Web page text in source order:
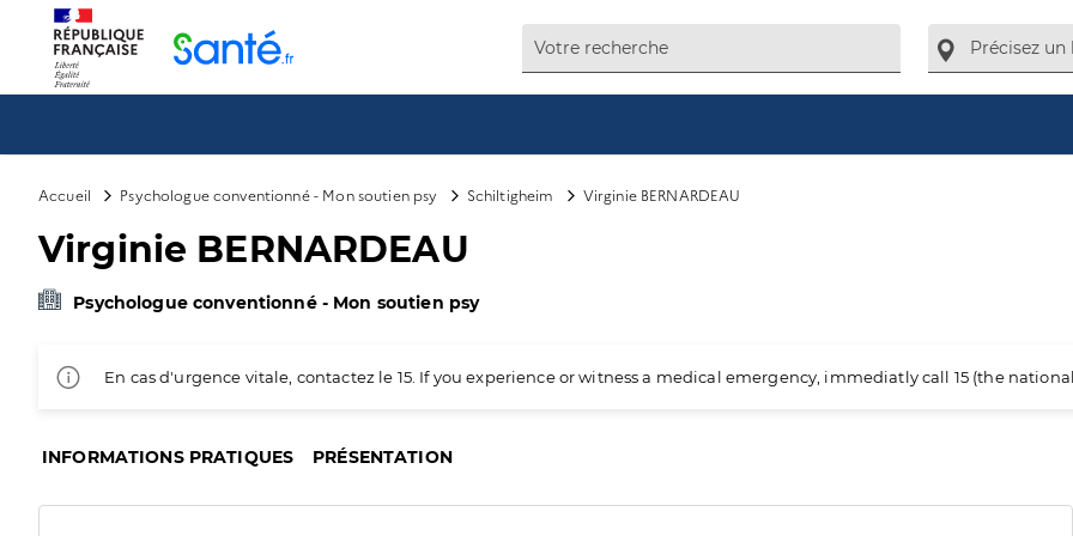
Accueil Psychologue conventionné - Mon soutien psy Schiltigheim Virginie BERNARDEAU
Virginie BERNARDEAU
Psychologue conventionné - Mon soutien psy
En cas d'urgence vitale, contactez le 15. If you experience or witness a medical emergency, immediatly call 15 (the
INFORMATIONS PRATIQUES PRÉSENTATION
Panneau de gestion des cookies